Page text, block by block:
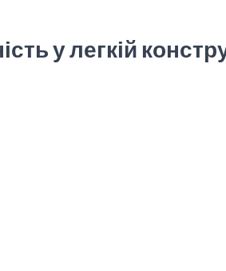
у легкій